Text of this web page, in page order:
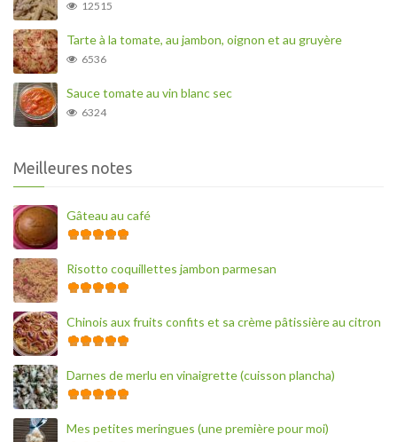
12515
Tarte à la tomate, au jambon, oignon et au gruyère
6536
Sauce tomate au vin blanc sec
6324
Meilleures notes
Gâteau au café
Risotto coquillettes jambon parmesan
Chinois aux fruits confits et sa crème pâtissière au citron
Darnes de merlu en vinaigrette (cuisson plancha)
Mes petites meringues (une première pour moi)